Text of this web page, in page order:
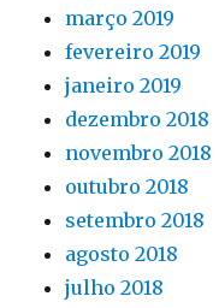
março 2019
fevereiro 2019
janeiro 2019
dezembro 2018
novembro 2018
outubro 2018
setembro 2018
agosto 2018
julho 2018